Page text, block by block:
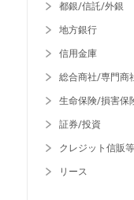
都銀/信託/外銀
地方銀行
信用金庫
総合商社/専門商
生命保険/損害保
証券/投資
クレジット信販等
リース